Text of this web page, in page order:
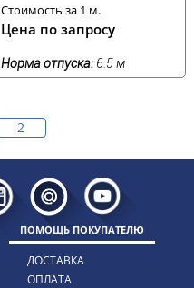
Стоимость за 1 м.
Цена по запросу
Норма отпуска: 6.5 м
2
ПОМОЩЬ ПОКУПАТЕЛЮ
ДОСТАВКА
ОПЛАТА